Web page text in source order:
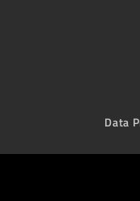
Data